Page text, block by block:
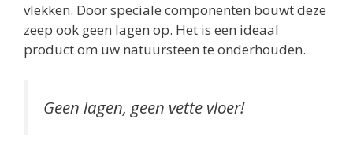
vlekken. Door speciale componenten bouwt deze
zeep ook geen lagen op. Het is een ideaal
product om uw natuursteen te onderhouden.
Geen lagen, geen vette vloer!